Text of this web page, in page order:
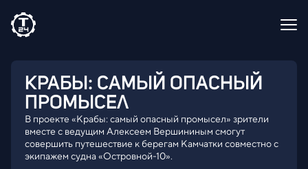
КРАБЫ: САМЫЙ ОПАСНЫЙ
ПРОМЫСЕЛ
В проекте «Крабы: самый опасный промысел» зрители
вместе с ведущим Алексеем Вершининым смогут
совершить путешествие к берегам Камчатки совместно с
экипажем судна «Островной-10».